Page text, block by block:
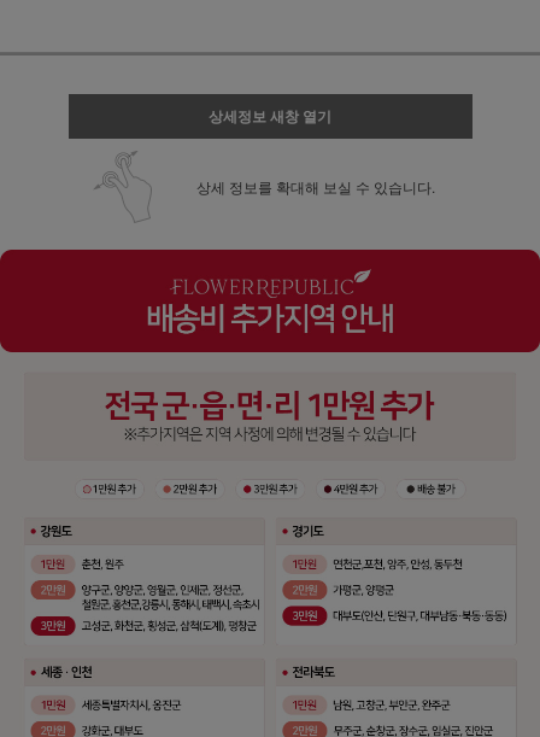
상세정보 새창 열기
상세 정보를 확대해 보실 수 있습니다.